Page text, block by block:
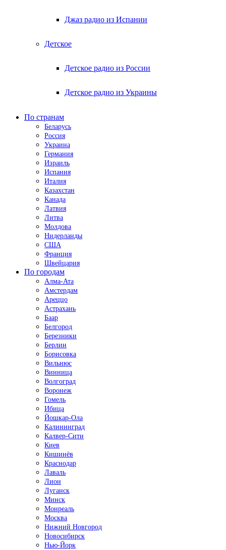
Джаз радио из Испании
Детское
Детское радио из России
Детское радио из Украины
По странам
Беларусь
Россия
Украина
Германия
Израиль
Испания
Италия
Казахстан
Канада
Латвия
Литва
Молдова
Нидерланды
США
Франция
Швейцария
По городам
Алма-Ата
Амстердам
Ареццо
Астрахань
Баар
Белгород
Березники
Берлин
Борисовка
Вильнюс
Винница
Волгоград
Воронеж
Гомель
Ибица
Йошкар-Ола
Калининград
Калвер-Сити
Киев
Кишинёв
Краснодар
Лаваль
Лион
Луганск
Минск
Монреаль
Москва
Нижний Новгород
Новосибирск
Нью-Йорк